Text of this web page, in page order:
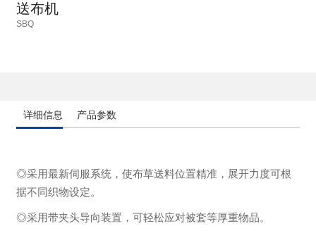
送布机
SBQ
详细信息 产品参数
◎采用最新伺服系统，使布草送料位置精准，展开力度可根
据不同织物设定。
◎采用带夹头导向装置，可轻松应对被套等厚重物品。